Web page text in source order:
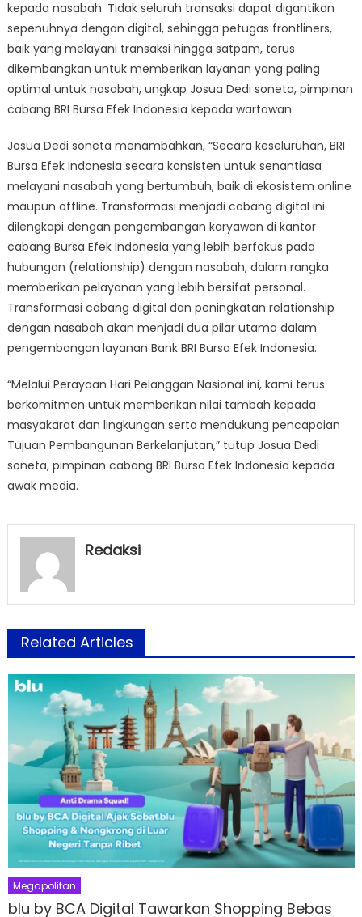
kepada nasabah. Tidak seluruh transaksi dapat digantikan
sepenuhnya dengan digital, sehingga petugas frontliners,
baik yang melayani transaksi hingga satpam, terus
dikembangkan untuk memberikan layanan yang paling
optimal untuk nasabah, ungkap Josua Dedi soneta, pimpinan
cabang BRI Bursa Efek Indonesia kepada wartawan.
Josua Dedi soneta menambahkan, “Secara keseluruhan, BRI
Bursa Efek Indonesia secara konsisten untuk senantiasa
melayani nasabah yang bertumbuh, baik di ekosistem online
maupun offline. Transformasi menjadi cabang digital ini
dilengkapi dengan pengembangan karyawan di kantor
cabang Bursa Efek Indonesia yang lebih berfokus pada
hubungan (relationship) dengan nasabah, dalam rangka
memberikan pelayanan yang lebih bersifat personal.
Transformasi cabang digital dan peningkatan relationship
dengan nasabah akan menjadi dua pilar utama dalam
pengembangan layanan Bank BRI Bursa Efek Indonesia.
“Melalui Perayaan Hari Pelanggan Nasional ini, kami terus
berkomitmen untuk memberikan nilai tambah kepada
masyakarat dan lingkungan serta mendukung pencapaian
Tujuan Pembangunan Berkelanjutan,” tutup Josua Dedi
soneta, pimpinan cabang BRI Bursa Efek Indonesia kepada
awak media.
Redaksi
Related Articles
Megapolitan
blu by BCA Digital Tawarkan Shopping Bebas